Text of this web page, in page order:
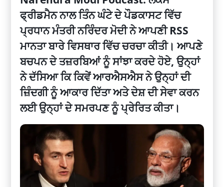
ਫ੍ਰੀਡਮੈਨ ਨਾਲ ਤਿੰਨ ਘੰਟੇ ਦੇ ਪੌਡਕਾਸਟ ਵਿੱਚ
ਪ੍ਰਧਾਨ ਮੰਤਰੀ ਨਰਿੰਦਰ ਮੋਦੀ ਨੇ ਆਪਣੀ RSS
ਮਾਨਤਾ ਬਾਰੇ ਵਿਸਥਾਰ ਵਿੱਚ ਚਰਚਾ ਕੀਤੀ। ਆਪਣੇ
ਬਚਪਨ ਦੇ ਤਜ਼ਰਬਿਆਂ ਨੂੰ ਸਾਂਝਾ ਕਰਦੇ ਹੋਏ, ਉਨ੍ਹਾਂ
ਨੇ ਦੱਸਿਆ ਕਿ ਕਿਵੇਂ ਆਰਐਸਐਸ ਨੇ ਉਨ੍ਹਾਂ ਦੀ
ਜ਼ਿੰਦਗੀ ਨੂੰ ਆਕਾਰ ਦਿੱਤਾ ਅਤੇ ਦੇਸ਼ ਦੀ ਸੇਵਾ ਕਰਨ
ਲਈ ਉਨ੍ਹਾਂ ਦੇ ਸਮਰਪਣ ਨੂੰ ਪ੍ਰੇਰਿਤ ਕੀਤਾ।